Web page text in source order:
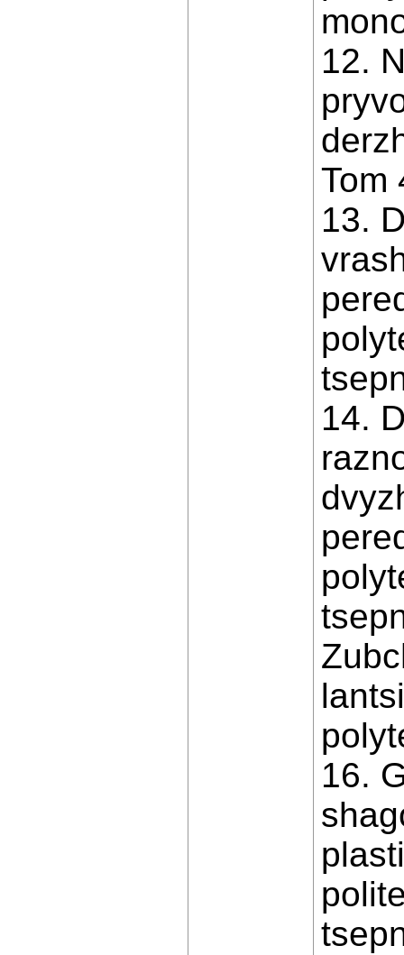
12.
Tom
13.
14.
16.